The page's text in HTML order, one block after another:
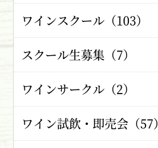
ワインスクール（103）
スクール生募集（7）
ワインサークル（2）
ワイン試飲・即売会（57）